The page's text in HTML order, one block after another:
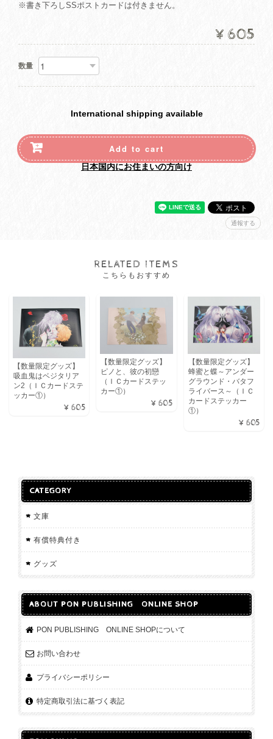
※書き下ろしSSポストカードは付きません。
¥605
数量
International shipping available
Add to cart
日本国内にお住まいの方向け
通報する
RELATED ITEMS
こちらもおすすめ
【数量限定グッズ】
吸血鬼はベジタリア
ン2（ＩＣカードステ
ッカー①）
¥605
【数量限定グッズ】
ピノと、彼の初戀
（ＩＣカードステッ
カー①）
¥605
【数量限定グッズ】
蜂蜜と蝶～アンダー
グラウンド・バタフ
ライバース～（ＩＣ
カードステッカー
①）
¥605
CATEGORY
文庫
有償特典付き
グッズ
ABOUT PON PUBLISHING ONLINE SHOP
PON PUBLISHING ONLINE SHOPについて
お問い合わせ
プライバシーポリシー
特定商取引法に基づく表記